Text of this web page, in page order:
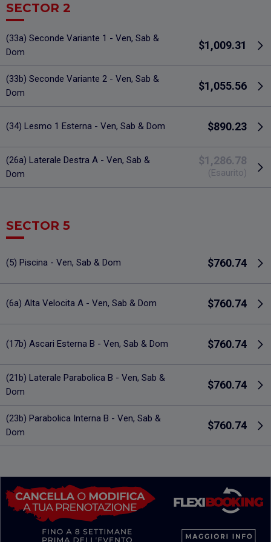
SECTOR 2
(33a) Seconde Variante 1 - Ven, Sab &
Dom
$1,009.31
(33b) Seconde Variante 2 - Ven, Sab &
Dom
$1,055.56
(34) Lesmo 1 Esterna - Ven, Sab & Dom $890.23
(26a) Laterale Destra A - Ven, Sab &
Dom
$1,286.78
(Esaurito)
SECTOR 5
(5) Piscina - Ven, Sab & Dom $760.74
(6a) Alta Velocita A - Ven, Sab & Dom $760.74
(17b) Ascari Esterna B - Ven, Sab & Dom $760.74
(21b) Laterale Parabolica B - Ven, Sab &
Dom
$760.74
(23b) Parabolica Interna B - Ven, Sab &
Dom
$760.74